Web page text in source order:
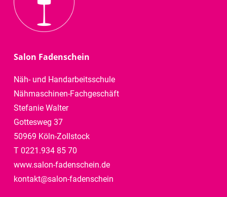
Salon Fadenschein
Näh- und Handarbeitsschule
Nähmaschinen-Fachgeschäft
Stefanie Walter
Gottesweg 37
50969 Köln-Zollstock
T 0221.934 85 70
www.salon-fadenschein.de
kontakt@salon-fadenschein